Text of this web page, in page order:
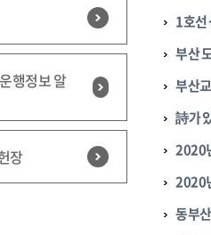
행정보 알
장
1호선
부산
부산
詩가
2020
2020
동부